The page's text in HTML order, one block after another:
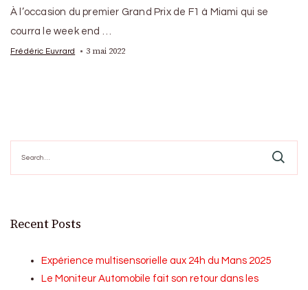
À l’occasion du premier Grand Prix de F1 à Miami qui se
courra le week end …
Frédéric Euvrard 3 mai 2022
for:
Recent Posts
Expérience multisensorielle aux 24h du Mans 2025
Le Moniteur Automobile fait son retour dans les